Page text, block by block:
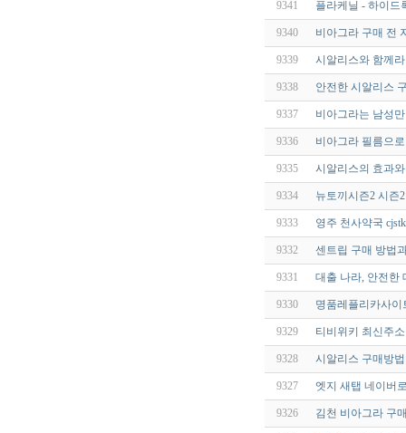
9341 플라케닐 - 하이드
9340 비아그라 구매 전
9339 시알리스와 함께
9338 안전한 시알리스
9337 비아그라는 남성
9336 비아그라 필름으
9335 시알리스의 효과
9334 뉴토끼시즌2 시즌
9333 영주 천사약국
9332 센트립 구매 방법
9331 대출 나라, 안전한
9330 명품레플리카사
9329 티비위키 최신주
9328 시알리스 구매방
9327 엣지 새탭 네이버
9326 김천 비아그라 구